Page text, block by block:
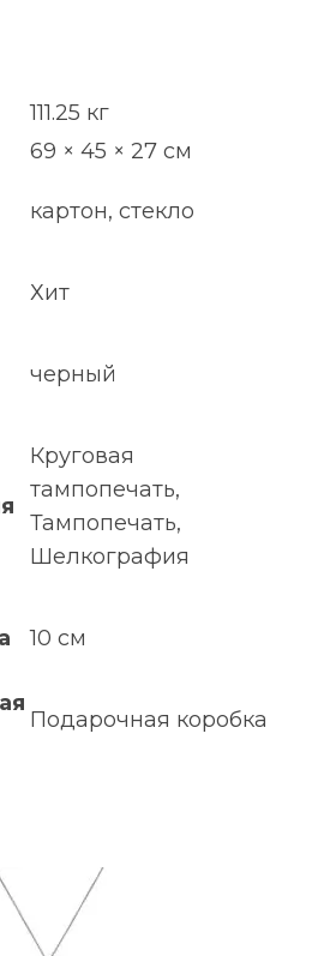
111.25 кг
69 × 45 × 27 см
картон, стекло
Хит
черный
Круговая
тампопечать,
Тампопечать,
Шелкография
10 см
Подарочная коробка